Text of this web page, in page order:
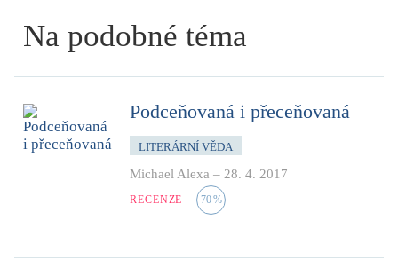
Na podobné téma
Podceňovaná i přeceňovaná
LITERÁRNÍ VĚDA
Michael Alexa – 28. 4. 2017
RECENZE 70%